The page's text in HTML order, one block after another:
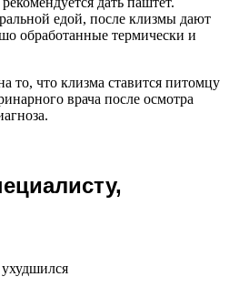
едой, после клизмы дают
обработанные термически и
то, что клизма ставится питомцу
врача после осмотра